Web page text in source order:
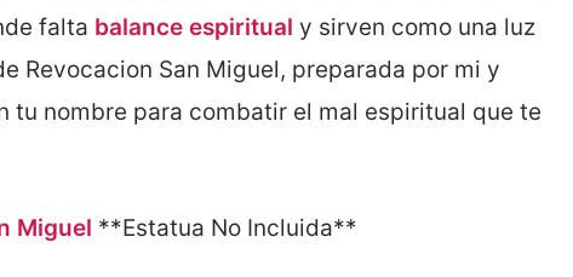
falta balance espiritual y sirven como una luz
Revocacion San Miguel, preparada por mi y
tu nombre para combatir el mal espiritual que te
Miguel **Estatua No Incluida**